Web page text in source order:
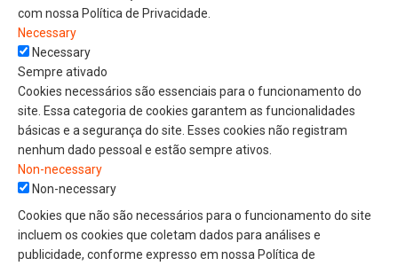
com nossa Política de Privacidade.
Necessary
Necessary
Sempre ativado
Cookies necessários são essenciais para o funcionamento do
site. Essa categoria de cookies garantem as funcionalidades
básicas e a segurança do site. Esses cookies não registram
nenhum dado pessoal e estão sempre ativos.
Non-necessary
Non-necessary
Cookies que não são necessários para o funcionamento do site
incluem os cookies que coletam dados para análises e
publicidade, conforme expresso em nossa Política de